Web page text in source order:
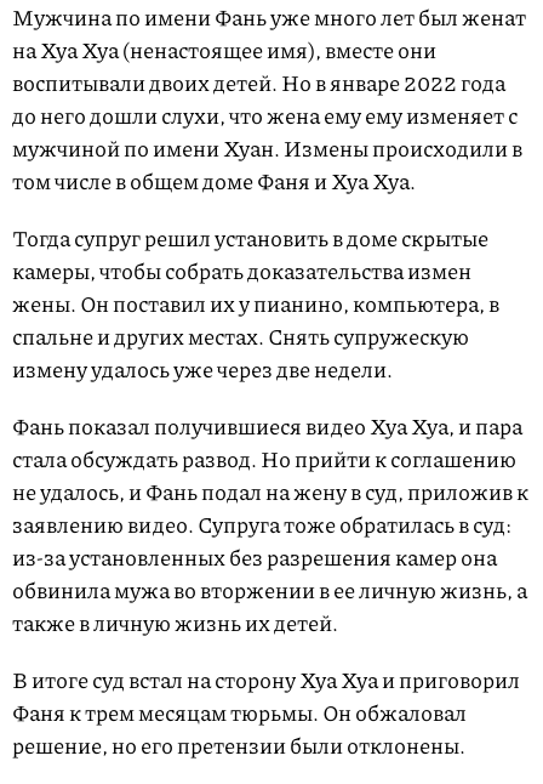
Мужчина по имени Фань уже много лет был женат
на Хуа Хуа (ненастоящее имя), вместе они
воспитывали двоих детей. Но в январе 2022 года
до него дошли слухи, что жена ему ему изменяет с
мужчиной по имени Хуан. Измены происходили в
том числе в общем доме Фаня и Хуа Хуа.
Тогда супруг решил установить в доме скрытые
камеры, чтобы собрать доказательства измен
жены. Он поставил их у пианино, компьютера, в
спальне и других местах. Снять супружескую
измену удалось уже через две недели.
Фань показал получившиеся видео Хуа Хуа, и пара
стала обсуждать развод. Но прийти к соглашению
не удалось, и Фань подал на жену в суд, приложив к
заявлению видео. Супруга тоже обратилась в суд:
из-за установленных без разрешения камер она
обвинила мужа во вторжении в ее личную жизнь, а
также в личную жизнь их детей.
В итоге суд встал на сторону Хуа Хуа и приговорил
Фаня к трем месяцам тюрьмы. Он обжаловал
решение, но его претензии были отклонены.